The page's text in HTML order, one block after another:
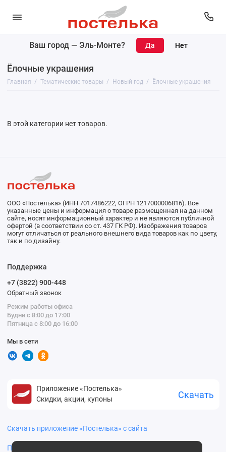
Ваш город — Эль-Монте?
Ёлочные украшения
Главная Тематические товары Новый год Ёлочные украшения
Мелочи для дома
Согревающая одежда
Новый год
В этой категории нет товаров.
ООО «Постелька» (ИНН 7017486222, ОГРН 1217000006816). Все
указанные цены и информация о товаре размещенная на данном
сайте, носят информационный характер и не являются публичной
офертой (в соответствии со ст. 437 ГК РФ). Изображения товаров
могут отличаться от реального внешнего вида товаров как по цвету,
так и по дизайну.
Поддержка
+7 (3822) 900-448
Обратный звонок
Режим работы офиса
Будни с 8:00 до 17:00
Пятница с 8:00 до 16:00
Мы в сети
Приложение «Постелька»
Скидки, акции, купоны
Скачать
Скачать приложение «Постелька» с сайта
Политика конфиденциальности